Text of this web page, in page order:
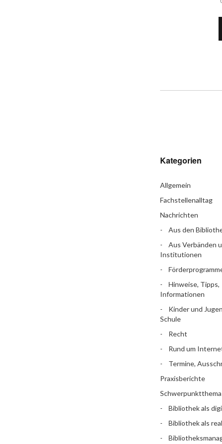
Kategorien
Allgemein
Fachstellenalltag
Nachrichten
Aus den
Aus Verbänden
Institutionen
Hinweise, Tipps,
Informationen
Kinder und
Schule
Recht
Rund um
Termine,
Praxisberichte
Schwerpunktthema
Bibliothek als
Bibliothek als